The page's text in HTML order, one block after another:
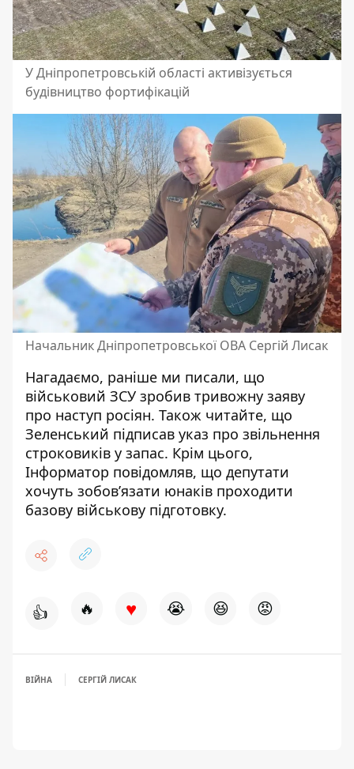
У Дніпропетровській області активізується
будівництво фортифікацій
Начальник Дніпропетровської ОВА Сергій Лисак
Нагадаємо, раніше ми писали, що
військовий ЗСУ зробив тривожну заяву
про наступ росіян. Також читайте, що
Зеленський підписав указ про звільнення
строковиків у запас. Крім цього,
Інформатор повідомляв, що депутати
хочуть зобов’язати юнаків проходити
базову військову підготовку.
👍 🔥 ♥ 😭 😆 😡
ВІЙНА СЕРГІЙ ЛИСАК